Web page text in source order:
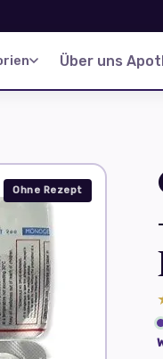
Über uns
Ohne Rezept